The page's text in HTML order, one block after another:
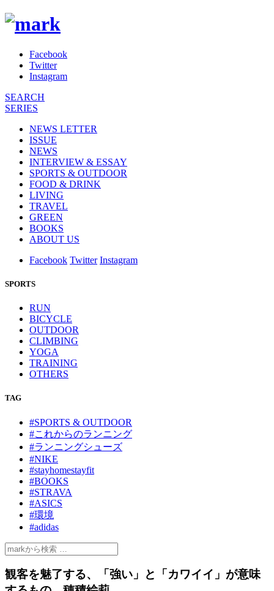
Facebook
Twitter
Instagram
SEARCH
SERIES
NEWS LETTER
ISSUE
NEWS
INTERVIEW & ESSAY
SPORTS & OUTDOOR
FOOD & DRINK
LIVING
TRAVEL
GREEN
BOOKS
ABOUT US
Facebook Twitter Instagram
SPORTS
RUN
BICYCLE
OUTDOOR
CLIMBING
YOGA
TRAINING
OTHERS
TAG
#SPORTS & OUTDOOR
#これからのランニング
#ランニングシューズ
#NIKE
#stayhomestayfit
#BOOKS
#STRAVA
#ASICS
#環境
#adidas
観客を魅了する、「強い」と「カワイイ」が意味